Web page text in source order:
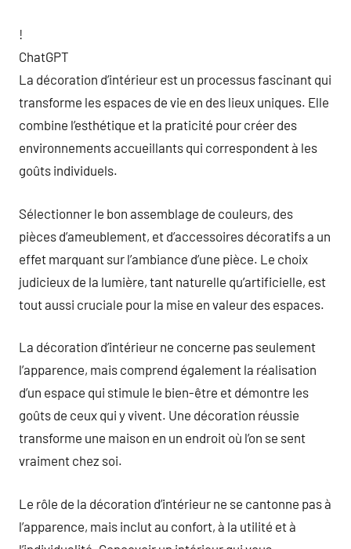
!
ChatGPT
La décoration d’intérieur est un processus fascinant qui
transforme les espaces de vie en des lieux uniques. Elle
combine l’esthétique et la praticité pour créer des
environnements accueillants qui correspondent à les
goûts individuels.
Sélectionner le bon assemblage de couleurs, des
pièces d’ameublement, et d’accessoires décoratifs a un
effet marquant sur l’ambiance d’une pièce. Le choix
judicieux de la lumière, tant naturelle qu’artificielle, est
tout aussi cruciale pour la mise en valeur des espaces.
La décoration d’intérieur ne concerne pas seulement
l’apparence, mais comprend également la réalisation
d’un espace qui stimule le bien-être et démontre les
goûts de ceux qui y vivent. Une décoration réussie
transforme une maison en un endroit où l’on se sent
vraiment chez soi.
Le rôle de la décoration d’intérieur ne se cantonne pas à
l’apparence, mais inclut au confort, à la utilité et à